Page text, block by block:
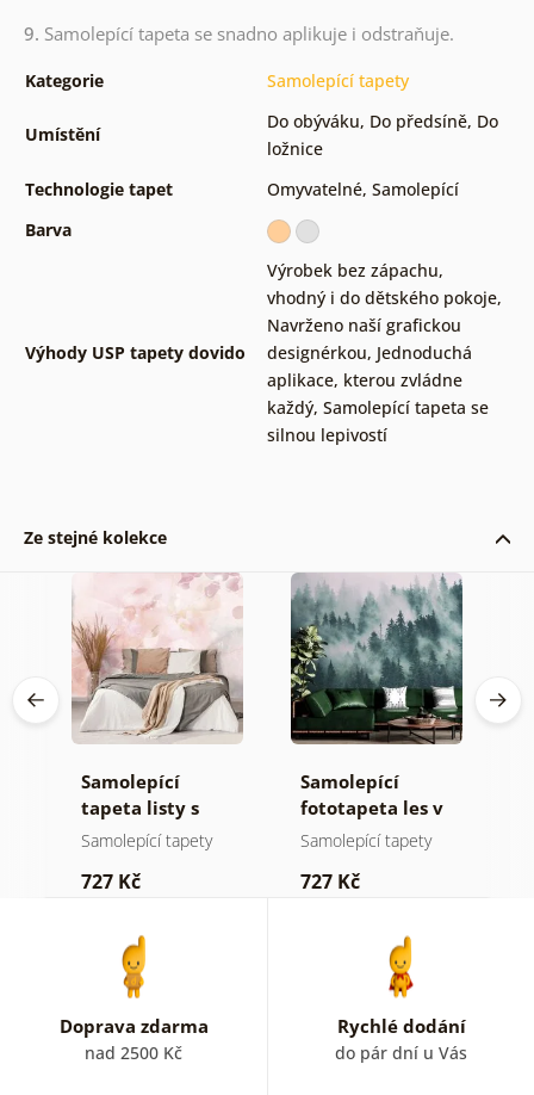
9. Samolepící tapeta se snadno aplikuje i odstraňuje.
Kategorie Samolepící tapety
Umístění
Do obýváku, Do předsíně, Do
ložnice
Technologie tapet
Omyvatelné, Samolepící
Barva
Výhody USP tapety dovido
Výrobek bez zápachu,
vhodný i do dětského pokoje,
Navrženo naší grafickou
designérkou, Jednoduchá
aplikace, kterou zvládne
každý, Samolepící tapeta se
silnou lepivostí
Ze stejné kolekce
Samolepící
tapeta listy s
pastelovým
Samolepící tapety
727 Kč
Samolepící
fototapeta les v
mlze
Samolepící tapety
727 Kč
Doprava zdarma
nad 2500 Kč
Rychlé dodání
do pár dní u Vás